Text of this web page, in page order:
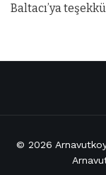
Baltacı’ya
© 2026